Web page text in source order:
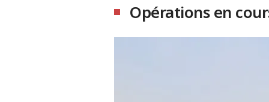
Opérations en